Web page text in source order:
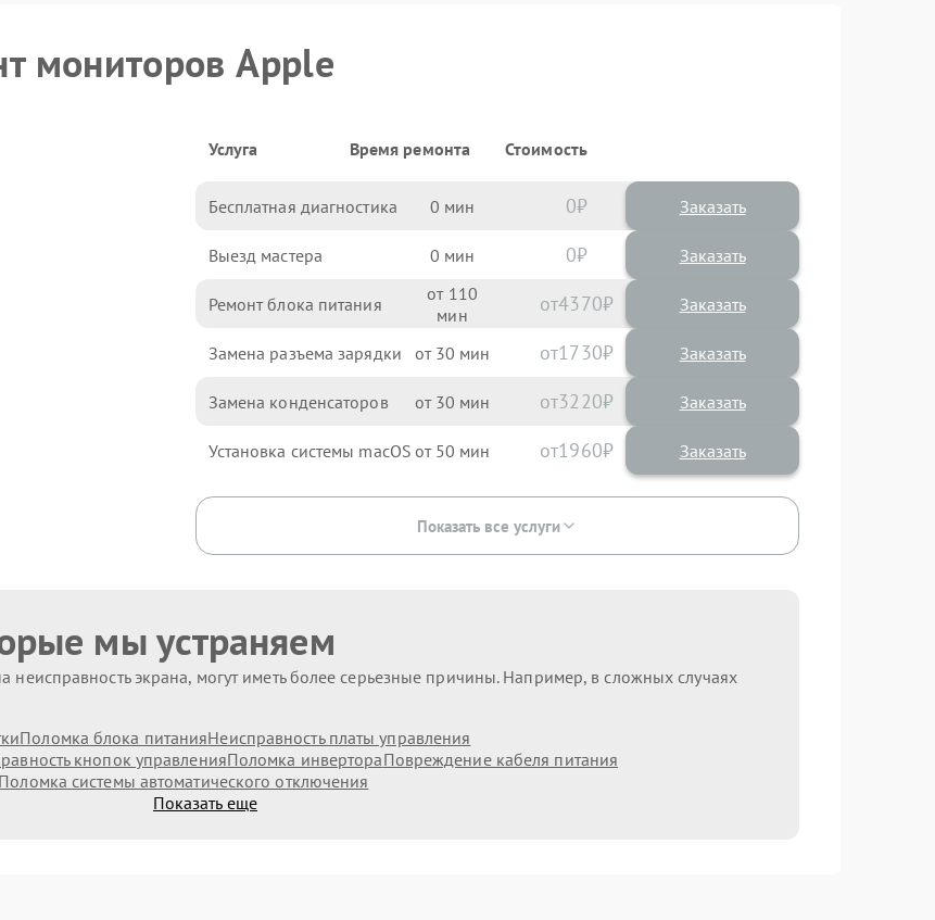
мониторов Apple
Услуга Время ремонта Стоимость
Бесплатная диагностика 0 0 Заказать
Выезд мастера 0 0 Заказать
Ремонт блока питания 110 4370
Замена разъема зарядки 30 1730
Замена конденсаторов 30 3220
Установка системы macOS 50 1960
Показать все услуги
мы устраняем
экрана, могут иметь более серьезные причины. Например, в сложных случаях
Поломка блока питанияНеисправность платы управления
кнопок управленияПоломка инвертораПовреждение кабеля питания
Поломка системы автоматического отключения
Показать еще